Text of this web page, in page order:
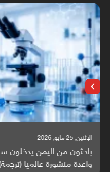
الإثنين, 25 مايو, 2026
باحثون من اليمن يدخلون
واعدة منشورة عالميا (ترجمة)